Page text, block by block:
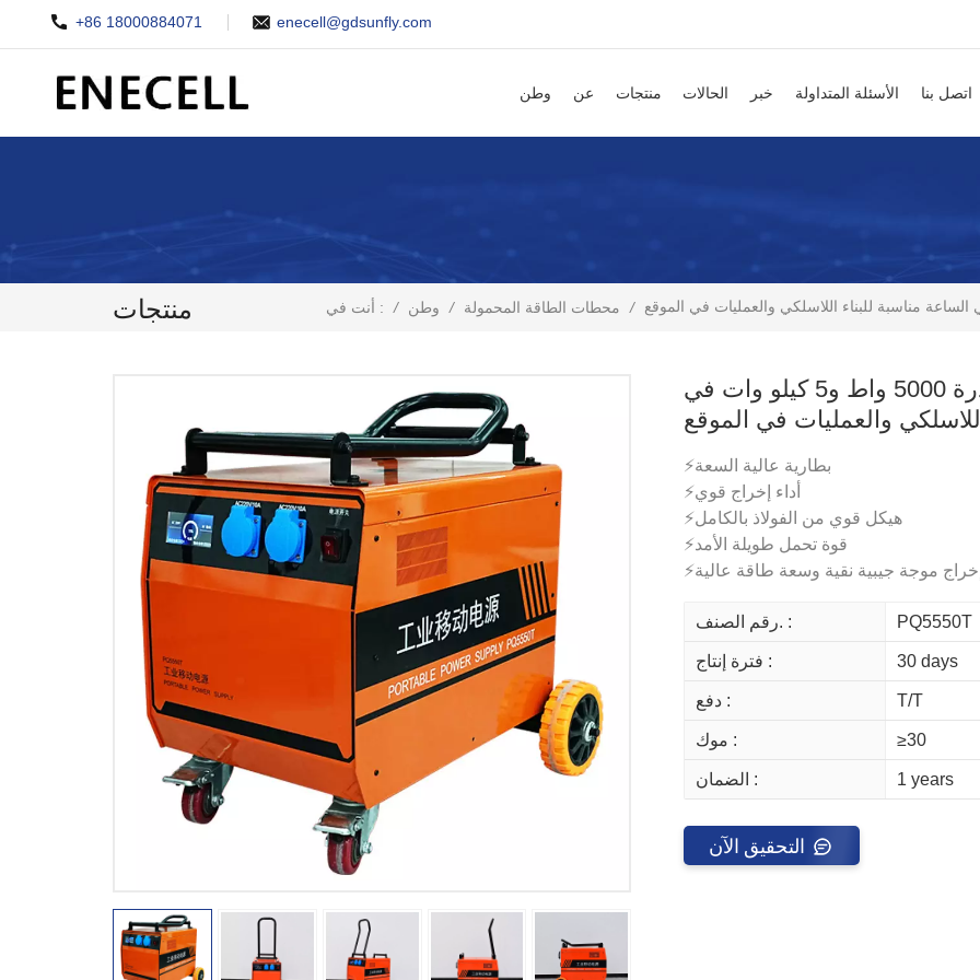
+86 18000884071 enecell@gdsunfly.com
وطن عن منتجات الحالات خبر الأسئلة المتداولة اتصل بنا
منتجات أنت في : / وطن / محطات الطاقة المحمولة /
محطة طاقة متنقلة صناعية بقدرة 5000 واط و5 كيلو وات في
والعمليات في الموقع
⚡بطارية عالية السعة
⚡أداء إخراج قوي
⚡هيكل قوي من الفولاذ بالكامل
⚡قوة تحمل طويلة الأمد
موجة جيبية نقية وسعة طاقة عالية
رقم الصنف. : PQ5550T
فترة إنتاج : 30 days
دفع : T/T
موك : ≥30
الضمان : 1 years
التحقيق الآن